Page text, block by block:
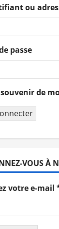
ou
passe
souvenir de
VOUS À
votre e-mail